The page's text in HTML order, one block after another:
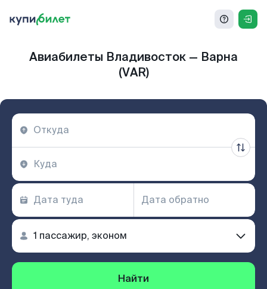
Авиабилеты Владивосток — Варна
(VAR)
Найти